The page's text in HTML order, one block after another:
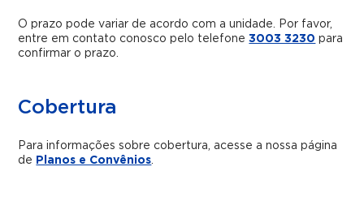
O prazo pode variar de acordo com a unidade. Por favor,
entre em contato conosco pelo telefone3003 3230 para
confirmar o prazo.
Cobertura
Para informações sobre cobertura, acesse a nossa página
de Planos e Convênios.